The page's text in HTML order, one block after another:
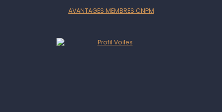
AVANTAGES MEMBRES CNPM